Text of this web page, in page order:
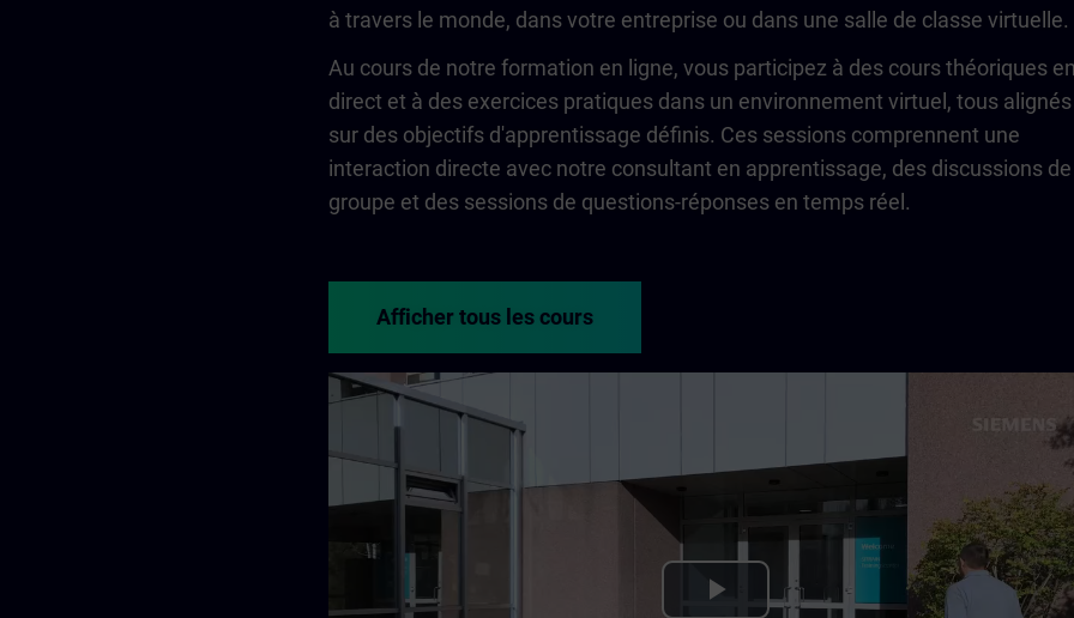
à travers le monde, dans votre entreprise ou dans une salle de classe virtuelle.
Au cours de notre formation en ligne, vous participez à des cours théoriques
direct et à des exercices pratiques dans un environnement virtuel, tous alignés
sur des objectifs d'apprentissage définis. Ces sessions comprennent une
interaction directe avec notre consultant en apprentissage, des discussions de
groupe et des sessions de questions-réponses en temps réel.
Afficher tous les cours